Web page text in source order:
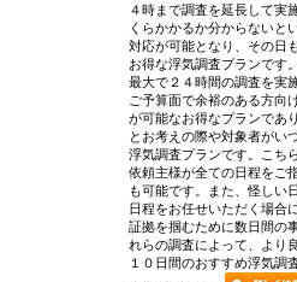
４時まで調査を延長して実
くらかかるか分からないと
対応が可能となり、その日
お得な浮気調査プランです
最大で２４時間の調査を実
ご予算面で余裕のある方向
が可能なお得なプランであ
とお考えの際や対象者がい
浮気調査プランです。こち
依頼主様が全ての日程をご
も可能です。また、怪しい
日程をお任せいただく場合
証拠を掴むために数日間の
れらの調査によって、より
１０日間のおすすめ浮気調